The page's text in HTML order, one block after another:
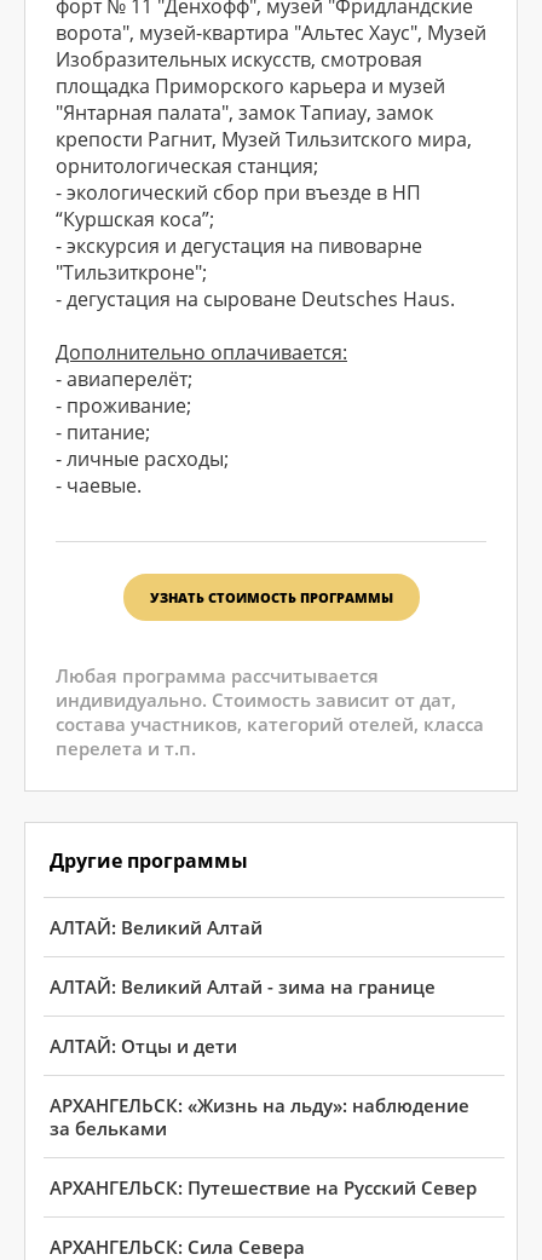
Другие программы
АЛТАЙ: Великий Алтай
АЛТАЙ: Великий Алтай - зима на границе
АЛТАЙ: Отцы и дети
АРХАНГЕЛЬСК: «Жизнь на льду»: наблюдение
за бельками
АРХАНГЕЛЬСК: Путешествие на Русский Север
АРХАНГЕЛЬСК: Сила Севера
форт № 11 "Денхофф", музей "Фридландские
ворота", музей-квартира "Альтес Хаус", Музей
Изобразительных искусств, смотровая
площадка Приморского карьера и музей
"Янтарная палата", замок Тапиау, замок
крепости Рагнит, Музей Тильзитского мира,
орнитологическая станция;
- экологический сбор при въезде в НП
“Куршская коса”;
- экскурсия и дегустация на пивоварне
"Тильзиткроне";
- дегустация на сыроване Deutsches Haus.
Дополнительно оплачивается:
- авиаперелёт;
- проживание;
- питание;
- личные расходы;
- чаевые.
УЗНАТЬ СТОИМОСТЬ ПРОГРАММЫ
Любая программа рассчитывается
индивидуально. Стоимость зависит от дат,
состава участников, категорий отелей, класса
перелета и т.п.